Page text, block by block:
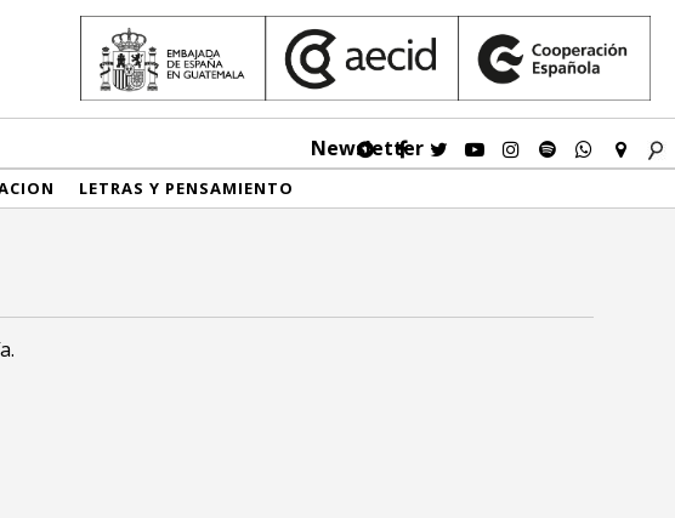
Newsletter
LETRAS Y PENSAMIENTO